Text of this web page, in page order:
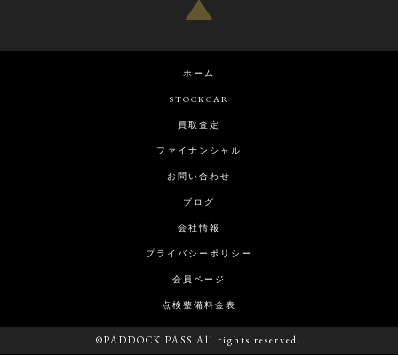
ホーム
STOCKCAR
買取査定
ファイナンシャル
お問い合わせ
ブログ
会社情報
プライバシーポリシー
会員ページ
点検整備料金表
©PADDOCK PASS All rights reserved.